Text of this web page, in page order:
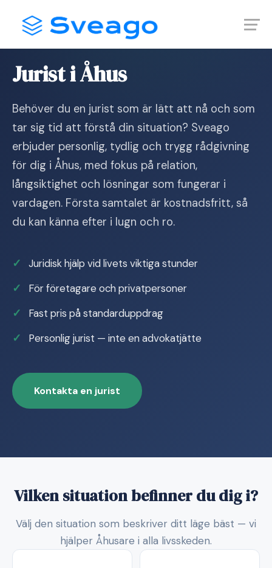
content
Jurist i Åhus
Behöver du en jurist som är lätt att nå och som
tar sig tid att förstå din situation? Sveago
erbjuder personlig, tydlig och trygg rådgivning
för dig i Åhus, med fokus på relation,
långsiktighet och lösningar som fungerar i
vardagen. Första samtalet är kostnadsfritt, så
du kan känna efter i lugn och ro.
Juridisk hjälp vid livets viktiga stunder
För företagare och privatpersoner
Fast pris på standarduppdrag
Personlig jurist — inte en advokatjätte
Kontakta en jurist
Vilken situation befinner du dig i?
Välj den situation som beskriver ditt läge bäst — vi
hjälper Åhusare i alla livsskeden.